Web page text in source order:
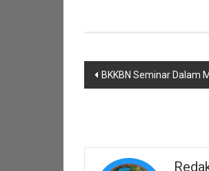
Navigasi
pos
BKKBN Seminar Dalam